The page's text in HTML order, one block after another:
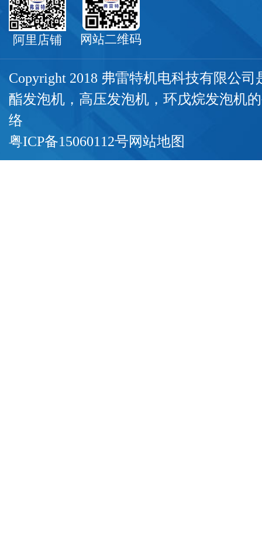
阿里店铺 网站二维码
Copyright 2018 弗雷特机电科技有限公司
酯发泡机 ， 高压发泡机 ，环戊烷发泡机
络
粤ICP备15060112号网站地图